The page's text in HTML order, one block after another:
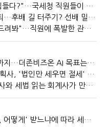
"본청은 원래 힘들다?"…국세청 직원들이 떠나는 이유
국세청 조기명퇴…후배 길 터주기? 선배 밀어내기?
"한 번만 더 건드려봐"…직원에 폭발한 관세청장, 왜?
세법에서 노무까지…더존비즈온 AI 목표는 '전문가의 시간'
"연예인 1인 기획사, '법인만 세우면 절세' 시대 끝났다"
사람 읽는 세무사와 세법 읽는 회계사가 만나면?
상속주택 '누가, 어떻게' 받느냐에 따라 세금이 달라진다